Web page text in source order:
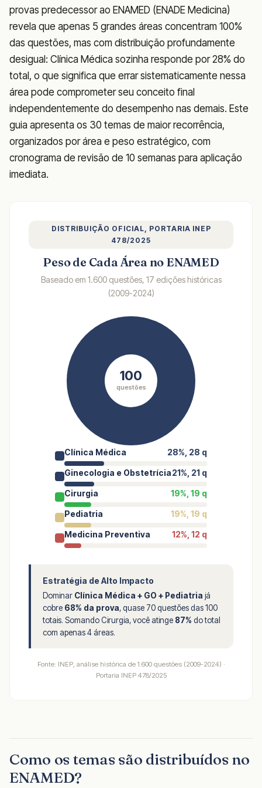
provas predecessor ao ENAMED (ENADE Medicina)
revela que apenas 5 grandes áreas concentram 100%
das questões, mas com distribuição profundamente
desigual: Clínica Médica sozinha responde por 28% do
total, o que significa que errar sistematicamente nessa
área pode comprometer seu conceito final
independentemente do desempenho nas demais. Este
guia apresenta os 30 temas de maior recorrência,
organizados por área e peso estratégico, com
cronograma de revisão de 10 semanas para aplicação
imediata.
DISTRIBUIÇÃO OFICIAL, PORTARIA INEP
478/2025
Peso de Cada Área no ENAMED
Baseado em 1.600 questões, 17 edições históricas
(2009-2024)
100
questões
Clínica Médica 28%, 28 q
Ginecologia e Obstetrícia21%, 21 q
Cirurgia 19%, 19 q
Pediatria 19%, 19 q
Medicina Preventiva 12%, 12 q
Estratégia de Alto Impacto
Dominar Clínica Médica + GO + Pediatria já
cobre 68% da prova, quase 70 questões das 100
totais. Somando Cirurgia, você atinge 87% do total
com apenas 4 áreas.
Fonte: INEP, análise histórica de 1.600 questões (2009-2024) ·
Portaria INEP 478/2025
Como os temas são distribuídos no
ENAMED?